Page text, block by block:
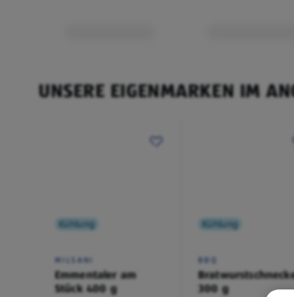
UNSERE EIGENMARKEN IM
Kühlung
MILSANI
Emmentaler am
Stück 400 g
Kühlung
BBQ
300 g